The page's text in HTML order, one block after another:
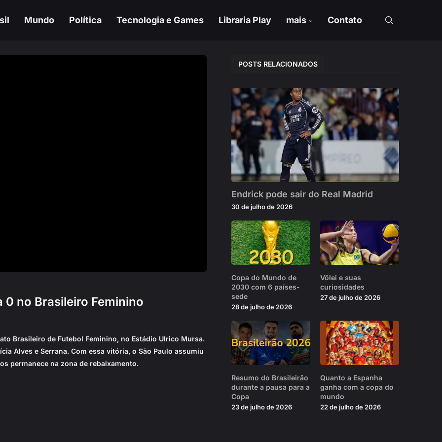
Mundo Política Tecnologia e Games Libraria Play mais Contato
0 no Brasileiro Feminino
Brasileiro de Futebol Feminino, no Estádio Ulrico Mursa.
Alves e Serrana. Com essa vitória, o São Paulo assumiu
permanece na zona de rebaixamento.
POSTS RELACIONADOS
Endrick pode sair do Real Madrid
30 de julho de 2026
Copa do Mundo de
2030 com 6 países-
sede
28 de julho de 2026
Vôlei e suas
curiosidades
27 de julho de 2026
Resumo do Brasileirão
durante a pausa para a
Copa
23 de julho de 2026
Quanto a Espanha
ganha com a copa do
mundo
22 de julho de 2026